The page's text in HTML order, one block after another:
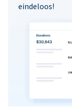
eindeloos!